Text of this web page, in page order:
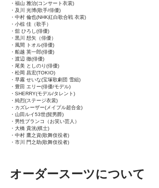
・福山 雅治(コンサート衣裳)
・及川 光博(歌手/俳優)
・中村 倫也(NHK紅白歌合戦 衣裳)
・小椋 佳（歌手）
・舘 ひろし(俳優)
・黒川 想矢（俳優）
・風間 トオル(俳優)
・船越 英一郎(俳優)
・渡辺 徹(俳優)
・尾美 としのり(俳優)
・松岡 昌宏(TOKIO)
・早霧 せいな(宝塚歌劇団 雪組)
・豊田 エリー(俳優/モデル)
・SHERRY(モデル/タレント)
・純烈(ステージ衣裳)
・カズレーザー(メイプル超合金)
・山田ルイ53世(髭男爵)
・男性ブランコ（お笑い芸人）
・大橋 貴洸(棋士)
・中村 鷹之資(歌舞伎役者)
・市川 門之助(歌舞伎役者)
オーダースーツについて